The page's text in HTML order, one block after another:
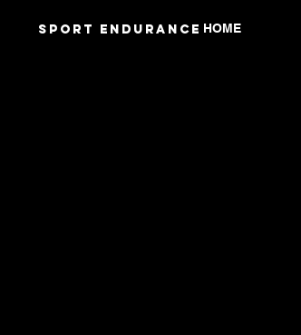
Sport endurANCE HOME